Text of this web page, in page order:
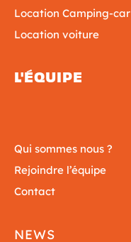
Location Camping-car
Location voiture
L'ÉQUIPE
Qui sommes nous ?
Rejoindre l’équipe
Contact
NEWS